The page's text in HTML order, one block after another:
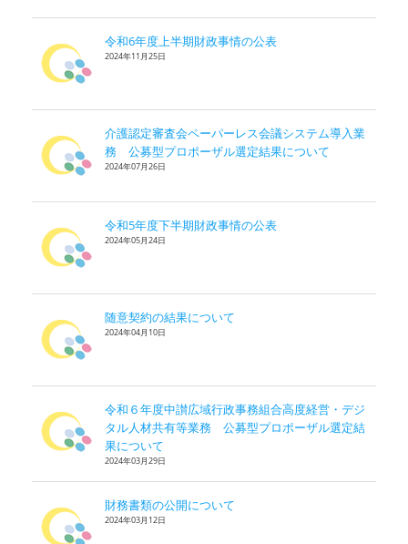
令和6年度上半期財政事情の公表
2024年11月25日
介護認定審査会ペーパーレス会議システム導入業
務 公募型プロポーザル選定結果について
2024年07月26日
令和5年度下半期財政事情の公表
2024年05月24日
随意契約の結果について
2024年04月10日
令和６年度中讃広域行政事務組合高度経営・デジ
タル人材共有等業務 公募型プロポーザル選定結
果について
2024年03月29日
財務書類の公開について
2024年03月12日